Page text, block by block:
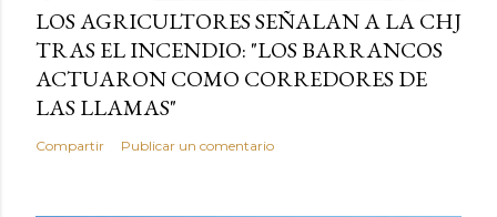
LOS AGRICULTORES SEÑALAN A LA CHJ
TRAS EL INCENDIO: "LOS BARRANCOS
ACTUARON COMO CORREDORES DE
LAS LLAMAS"
Compartir Publicar un comentario